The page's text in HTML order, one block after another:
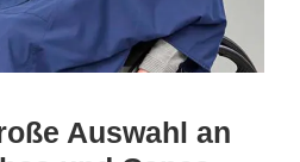
Auswahl an